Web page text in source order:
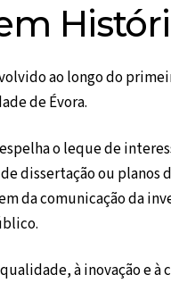
ao longo do
de Évora.
o leque de
dissertação ou
da comunicação da
à inovação e